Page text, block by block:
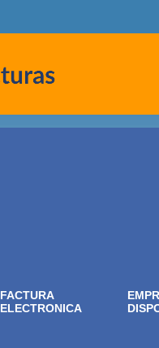
FACTURA
ELECTRONICA